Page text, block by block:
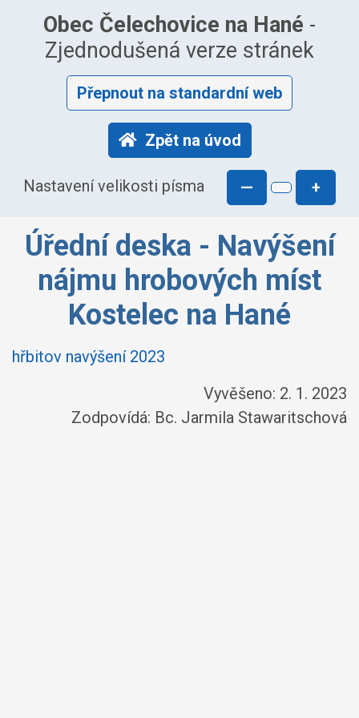
Obec Čelechovice na Hané -
Zjednodušená verze stránek
Přepnout na standardní web
Zpět na úvod
Nastavení velikosti písma — +
Úřední deska - Navýšení
nájmu hrobových míst
Kostelec na Hané
hřbitov navýšení 2023
Vyvěšeno: 2. 1. 2023
Zodpovídá: Bc. Jarmila Stawaritschová